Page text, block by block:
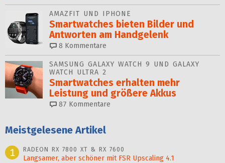
AMAZFIT UND IPHONE
Smartwatches bieten Bilder und
Antworten am Handgelenk
8 Kommentare
SAMSUNG GALAXY WATCH 9 UND GALAXY
WATCH ULTRA 2
Smartwatches erhalten mehr
Leistung und größere Akkus
87 Kommentare
Meistgelesene Artikel
1
RADEON RX 7800 XT & RX 7600
Langsamer, aber schöner mit FSR Upscaling 4.1